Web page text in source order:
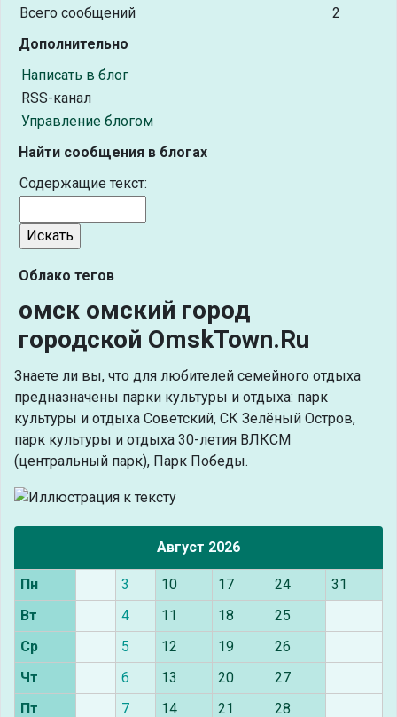
Всего сообщений
2
Дополнительно
Написать в блог
RSS-канал
Управление блогом
Найти сообщения в блогах
Содержащие текст:
Облако тегов
омск омский город
городской OmskTown.Ru
Знаете ли вы, что для любителей семейного отдыха
предназначены парки культуры и отдыха: парк
культуры и отдыха Советский, СК Зелёный Остров,
парк культуры и отдыха 30-летия ВЛКСМ
(центральный парк), Парк Победы.
Август 2026
Пн 3 10 17 24
31
Вт
4 11 18
25
Ср
5 12 19
26
Чт
6 13 20
27
Пт
7 14 21 28